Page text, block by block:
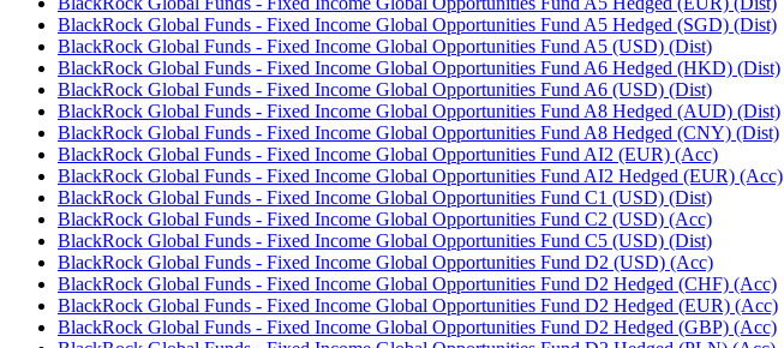
BlackRock Global Funds - Fixed Income Global Opportunities Fund A5 Hedged (SGD) (Dist)
BlackRock Global Funds - Fixed Income Global Opportunities Fund A5 (USD) (Dist)
BlackRock Global Funds - Fixed Income Global Opportunities Fund A6 Hedged (HKD) (Dist)
BlackRock Global Funds - Fixed Income Global Opportunities Fund A6 (USD) (Dist)
BlackRock Global Funds - Fixed Income Global Opportunities Fund A8 Hedged (AUD) (Dist)
BlackRock Global Funds - Fixed Income Global Opportunities Fund A8 Hedged (CNY) (Dist)
BlackRock Global Funds - Fixed Income Global Opportunities Fund AI2 (EUR) (Acc)
BlackRock Global Funds - Fixed Income Global Opportunities Fund AI2 Hedged (EUR) (Acc)
BlackRock Global Funds - Fixed Income Global Opportunities Fund C1 (USD) (Dist)
BlackRock Global Funds - Fixed Income Global Opportunities Fund C2 (USD) (Acc)
BlackRock Global Funds - Fixed Income Global Opportunities Fund C5 (USD) (Dist)
BlackRock Global Funds - Fixed Income Global Opportunities Fund D2 (USD) (Acc)
BlackRock Global Funds - Fixed Income Global Opportunities Fund D2 Hedged (CHF) (Acc)
BlackRock Global Funds - Fixed Income Global Opportunities Fund D2 Hedged (EUR) (Acc)
BlackRock Global Funds - Fixed Income Global Opportunities Fund D2 Hedged (GBP) (Acc)